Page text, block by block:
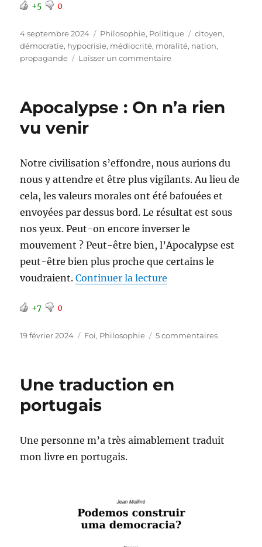
+5 0
Publié
le
4 septembre 2024 Catégories
Philosophie, Politique Étiquettes
citoyen,
démocratie, hypocrisie, médiocrité, moralité, nation,
propagande
Laisser un commentairesur
Apocalypse : On n’a rien
vu venir
Notre civilisation s’effondre, nous aurions du
nous y attendre et être plus vigilants. Au lieu de
cela, les valeurs morales ont été bafouées et
envoyées par dessus bord. Le résultat est sous
nos yeux. Peut-on encore inverser le
mouvement ? Peut-être bien, l’Apocalypse est
peut-être bien plus proche que certains le
voudraient.Continuer la lecture
+7 0
Publié
19 février 2024 Catégories
Foi, Philosophie 5 commentairessur
Une traduction en
portugais
Une personne m’a très aimablement traduit
mon livre en portugais.